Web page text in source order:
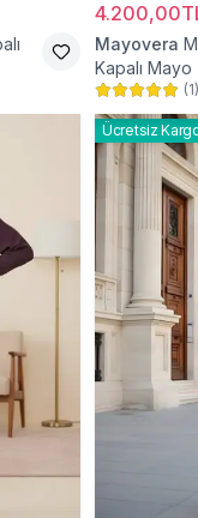
Mayovera
Kapalı Mayo
(1)
Ücretsiz